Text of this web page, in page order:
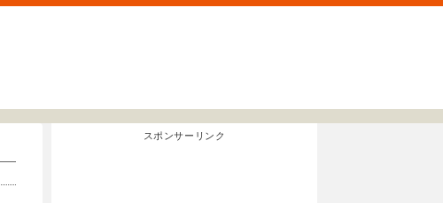
スポンサーリンク